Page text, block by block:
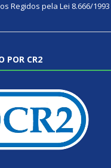
Regidos pela Lei 8.666/1993
POR CR2